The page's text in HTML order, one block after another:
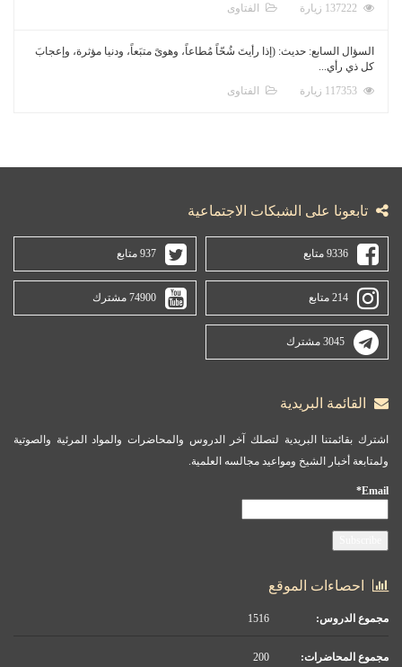
الفتاوى
السؤال السابع: حديث: (إذا رأيتَ شُحّاً مُطاعاً، وهوىً متبَعاً، ودنيا مؤثرة، وإعجابَ
كل ذي رأي...
الفتاوى
تابعونا على الشبكات الاجتماعية
9336 متابع 937 متابع
214 متابع 74900 مشترك
3045 مشترك
القائمة البريدية
اشترك بقائمتنا البريدية لتصلك آخر الدروس والمحاضرات والمواد المرئية والصوتية
ولمتابعة أخبار الشيخ ومواعيد مجالسه العلمية.
Email*
احصاءات الموقع
مجموع الدروس:
مجموع المحاضرات: